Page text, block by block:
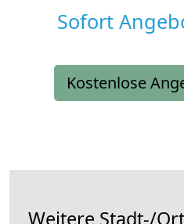
Sofort
Kostenlose
Weitere Stadt-/